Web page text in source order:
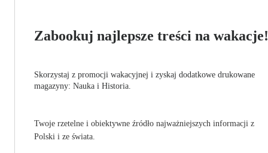
Zabookuj najlepsze treści na wakacje!
Skorzystaj z promocji wakacyjnej i zyskaj dodatkowe drukowane
magazyny: Nauka i Historia.
Twoje rzetelne i obiektywne źródło najważniejszych informacji z
Polski i ze świata.